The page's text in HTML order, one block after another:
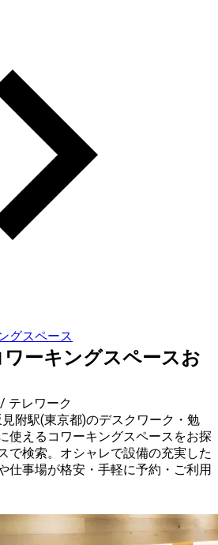
グスペース
ーキングスペースお
テレワーク
附駅(東京都)のデスクワーク・勉
使えるコワーキングスペースをお探
で検索。オシャレで設備の充実した
仕事場が格安・手軽に予約・ご利用